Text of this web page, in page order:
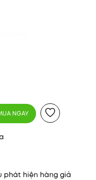
NGAY
phát hiện hàng giả